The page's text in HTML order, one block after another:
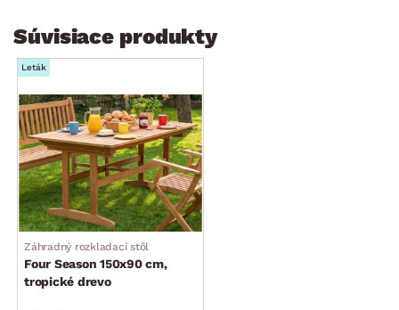
na drevo a záhradný nábytok, ktorý je bežne k dostaniu
v hobby marketoch
dodávané v demonte
Dreviny rodu Shorea (ako Sepetir, biele a červené Meranti,
Kedongdong, Merpuah) pochádzajú z tropických oblastí
Malajzie a vyznačujú sa vysokou tvrdosťou a dlhou
životnosťou. Sú teda ideálne na použitie na výrobu
záhradného nábytku, ktorý odoláva rôznym poveternostným
vplyvom.
Súvisiace produkty
Leták
Záhradný rozkladací stôl
Four Season 150x90 cm,
tropické drevo